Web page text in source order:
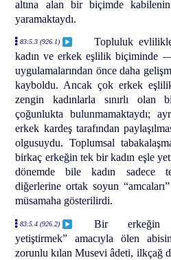
altına alan bir biçimde kabilenin
yaramaktaydı.
83:5.3 (926.1)
Topluluk
kadın ve erkek eşlilik biçiminde
uygulamalarından önce daha
kayboldu. Ancak çok erkek
zengin kadınlarla sınırlı olan
çoğunlukta bulunmamaktaydı;
erkek kardeş tarafından
olgusuydu. Toplumsal
birkaç erkeğin tek bir kadın eşle
dönemde bile kadın sadece
diğerlerine ortak soyun
müsamaha gösterilirdi.
83:5.4 (926.2)
Bir erkeğin
yetiştirmek” amacıyla ölen
zorunlu kılan Musevi âdeti, ilkçağ